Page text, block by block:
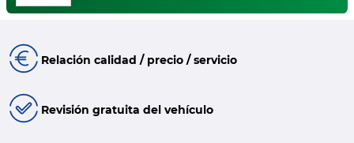
Relación calidad / precio / servicio
Revisión gratuita del vehículo